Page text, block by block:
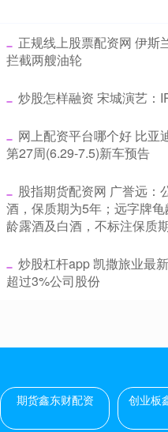
正规线上股票配资网 伊斯
拦截两艘油轮
炒股怎样融资 宋城演艺：
网上配资平台哪个好 比亚
第27周(6.29-7.5)新车预告
股指期货配资网 广誉远：
酒，保质期为5年；远字牌
龄露酒及白酒，不标注保质
炒股杠杆app 凯撒旅业最
超过3%公司股份
期货鑫东财配资 创业板